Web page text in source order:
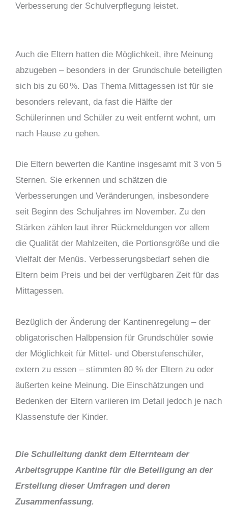
Verbesserung der Schulverpflegung leistet.
Auch die Eltern hatten die Möglichkeit, ihre Meinung
abzugeben – besonders in der Grundschule beteiligten
sich bis zu 60 %. Das Thema Mittagessen ist für sie
besonders relevant, da fast die Hälfte der
Schülerinnen und Schüler zu weit entfernt wohnt, um
nach Hause zu gehen.
Die Eltern bewerten die Kantine insgesamt mit 3 von 5
Sternen. Sie erkennen und schätzen die
Verbesserungen und Veränderungen, insbesondere
seit Beginn des Schuljahres im November. Zu den
Stärken zählen laut ihrer Rückmeldungen vor allem
die Qualität der Mahlzeiten, die Portionsgröße und die
Vielfalt der Menüs. Verbesserungsbedarf sehen die
Eltern beim Preis und bei der verfügbaren Zeit für das
Mittagessen.
Bezüglich der Änderung der Kantinenregelung – der
obligatorischen Halbpension für Grundschüler sowie
der Möglichkeit für Mittel- und Oberstufenschüler,
extern zu essen – stimmten 80 % der Eltern zu oder
äußerten keine Meinung. Die Einschätzungen und
Bedenken der Eltern variieren im Detail jedoch je nach
Klassenstufe der Kinder.
Die Schulleitung dankt dem Elternteam der
Arbeitsgruppe Kantine für die Beteiligung an der
Erstellung dieser Umfragen und deren
Zusammenfassung.